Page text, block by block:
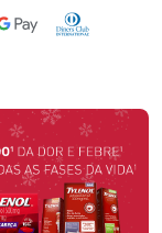
Pay
Diners Club